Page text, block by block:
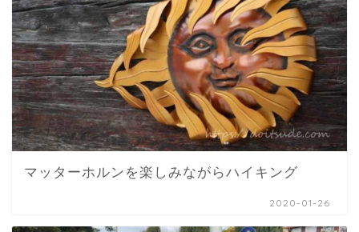
マッターホルンを楽しみながらハイキング
2020-01-26